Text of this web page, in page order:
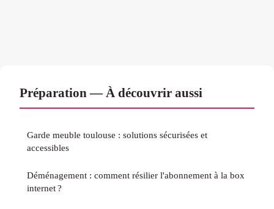
Préparation — À découvrir aussi
Garde meuble toulouse : solutions sécurisées et
accessibles
Déménagement : comment résilier l'abonnement à la box
internet ?